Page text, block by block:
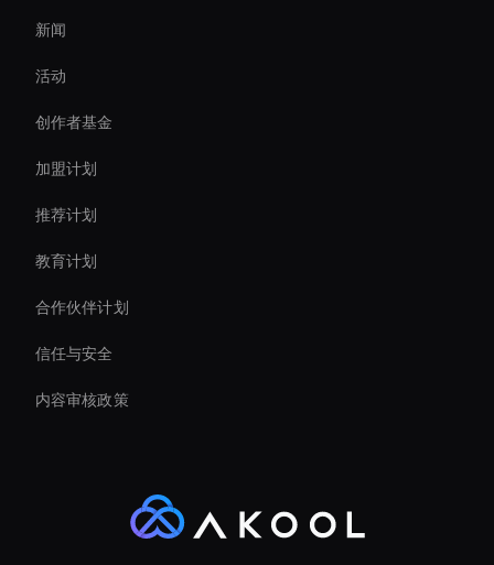
Ai Avatar For E-Commerce
Interactive Ai Avatar
AI 视频速度改变器
新闻
活动
创作者基金
加盟计划
推荐计划
教育计划
合作伙伴计划
信任与安全
内容审核政策